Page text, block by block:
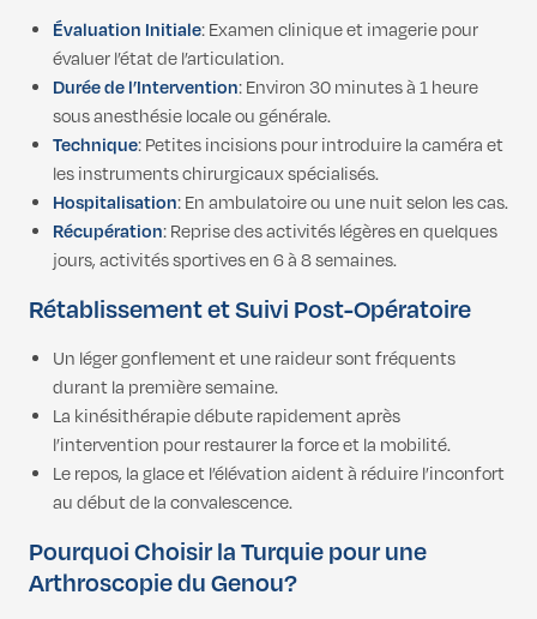
Évaluation Initiale: Examen clinique et imagerie pour
évaluer l’état de l’articulation.
Durée de l’Intervention: Environ 30 minutes à 1 heure
sous anesthésie locale ou générale.
Technique: Petites incisions pour introduire la caméra et
les instruments chirurgicaux spécialisés.
Hospitalisation: En ambulatoire ou une nuit selon les cas.
Récupération: Reprise des activités légères en quelques
jours, activités sportives en 6 à 8 semaines.
Rétablissement et Suivi Post-Opératoire
Un léger gonflement et une raideur sont fréquents
durant la première semaine.
La kinésithérapie débute rapidement après
l’intervention pour restaurer la force et la mobilité.
Le repos, la glace et l’élévation aident à réduire l’inconfort
au début de la convalescence.
Pourquoi Choisir la Turquie pour une
Arthroscopie du Genou?